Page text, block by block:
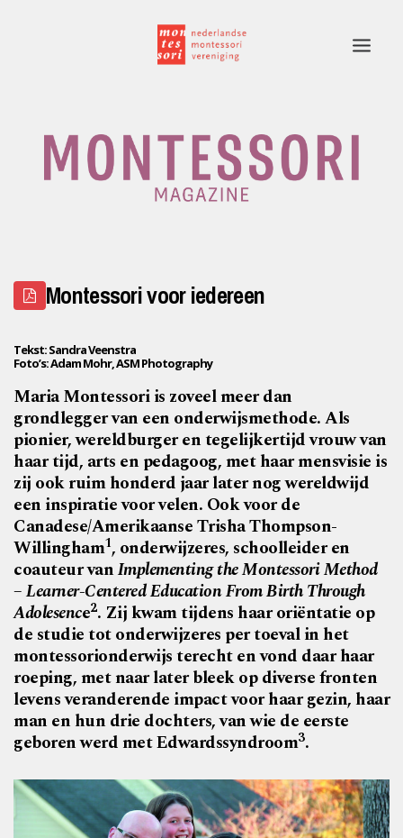
Home
Rubrieken
Montessori.nl
Montessori voor iedereen
Tekst: Sandra Veenstra
Foto’s: Adam Mohr, ASM Photography
Maria Montessori is zoveel meer dan
grondlegger van een onderwijsmethode. Als
pionier, wereldburger en tegelijkertijd vrouw van
haar tijd, arts en pedagoog, met haar mensvisie is
zij ook ruim honderd jaar later nog wereldwijd
een inspiratie voor velen. Ook voor de
Canadese/Amerikaanse Trisha Thompson-
Willingham1, onderwijzeres, schoolleider en
coauteur vanImplementing the Montessori Method
– Learner-Centered Education From Birth Through
Adolesence2. Zij kwam tijdens haar oriëntatie op
de studie tot onderwijzeres per toeval in het
montessorionderwijs terecht en vond daar haar
roeping, met naar later bleek op diverse fronten
levens veranderende impact voor haar gezin, haar
man en hun drie dochters, van wie de eerste
geboren werd met Edwardssyndroom3.